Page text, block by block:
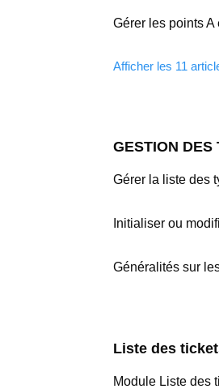
Gérer les points A
Afficher les 11
GESTION DES
Gérer la liste des
Initialiser ou
Généralités sur
Liste des
Module Liste des